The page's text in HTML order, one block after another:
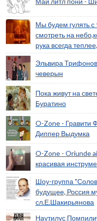
Мы будем гулять
смотреть на
рука всегда
Эльвира
чеверын
Пока живут на
Буратино
O-Zone - Гравити
Диппер Выдумка
O-Zone - Oriunde
красивая
Шоу-группа
будущее, Россия
сл.Е.Шакирьянова
Наутилус